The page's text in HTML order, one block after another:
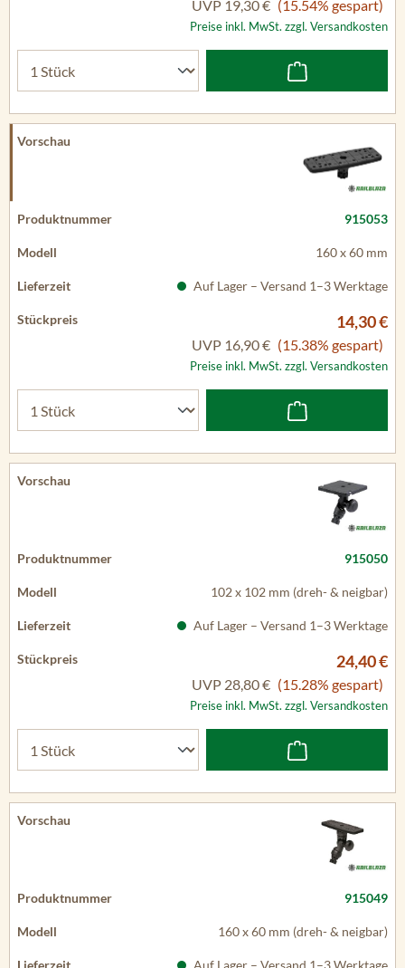
UVP 19,30 € (15.54% gespart)
Preise inkl. MwSt. zzgl. Versandkosten
915053
160 x 60 mm
Auf Lager – Versand 1–3 Werktage
14,30 €
UVP 16,90 € (15.38% gespart)
Preise inkl. MwSt. zzgl. Versandkosten
915050
102 x 102 mm (dreh- & neigbar)
Auf Lager – Versand 1–3 Werktage
24,40 €
UVP 28,80 € (15.28% gespart)
Preise inkl. MwSt. zzgl. Versandkosten
915049
160 x 60 mm (dreh- & neigbar)
Auf Lager – Versand 1–3 Werktage